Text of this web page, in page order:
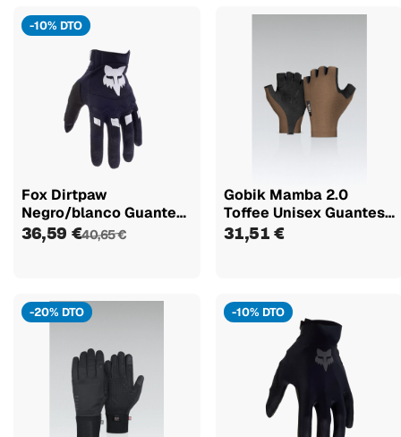
-10% DTO
Fox Dirtpaw
Negro/blanco Guantes
Largos
36,59 €40,65 €
Gobik Mamba 2.0
Toffee Unisex Guantes
Cortos
31,51 €
-20% DTO -10% DTO